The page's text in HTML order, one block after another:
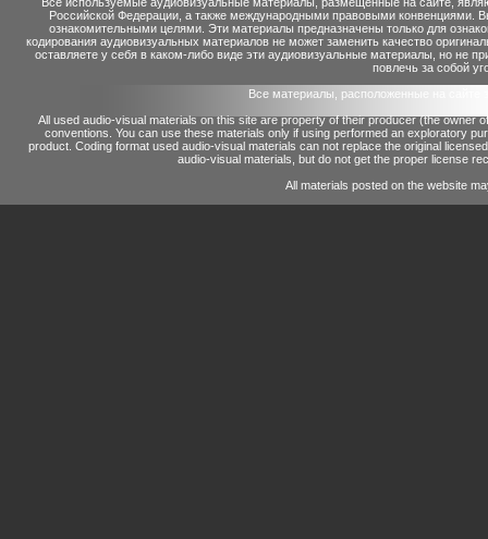
Российской Федерации, а также международными правовыми конвенциями.
ознакомительными целями. Эти материалы предназначены только для
кодирования аудиовизуальных материалов не может заменить качество
оставляете у себя в каком-либо виде эти аудиовизуальные материалы, но не
повлечь за собой
Все материалы, расположенные на сайте
All used audio-visual materials on this site are property of their producer (the owner
conventions. You can use these materials only if using performed an exploratory
product. Coding format used audio-visual materials can not replace the original
audio-visual materials, but do not get the proper license
All materials posted on the website